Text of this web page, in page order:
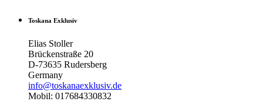
Toskana Exklusiv
Elias Stoller
Brückenstraße 20
D-73635 Rudersberg
Germany
info@toskanaexklusiv.de
Mobil: 017684330832